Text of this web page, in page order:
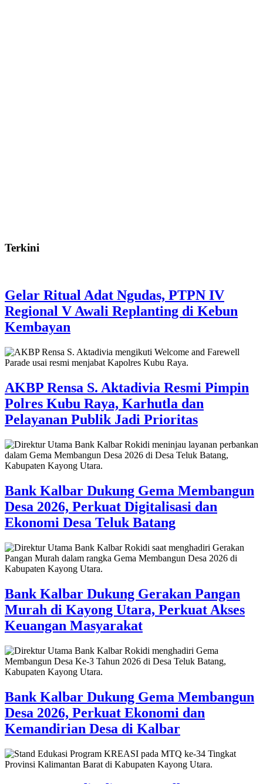
Terkini
Gelar Ritual Adat Ngudas, PTPN IV
Regional V Awali Replanting di Kebun
Kembayan
AKBP Rensa S. Aktadivia Resmi Pimpin
Polres Kubu Raya, Karhutla dan
Pelayanan Publik Jadi Prioritas
Bank Kalbar Dukung Gema Membangun
Desa 2026, Perkuat Digitalisasi dan
Ekonomi Desa Teluk Batang
Bank Kalbar Dukung Gerakan Pangan
Murah di Kayong Utara, Perkuat Akses
Keuangan Masyarakat
Bank Kalbar Dukung Gema Membangun
Desa 2026, Perkuat Ekonomi dan
Kemandirian Desa di Kalbar